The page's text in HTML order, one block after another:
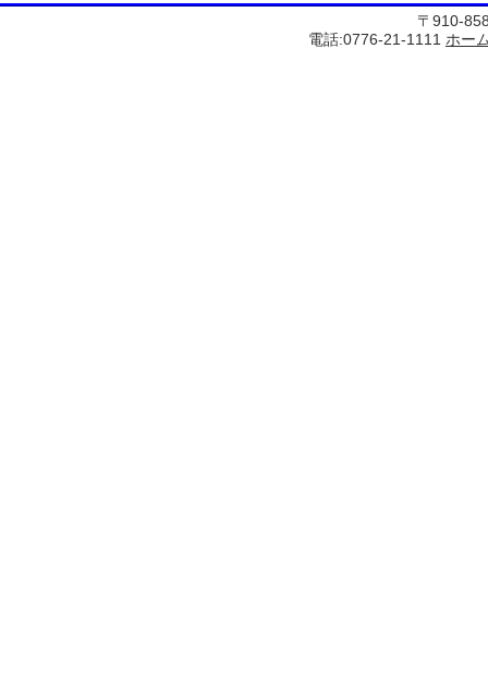
〒910-
電話:0776-21-1111 ホー